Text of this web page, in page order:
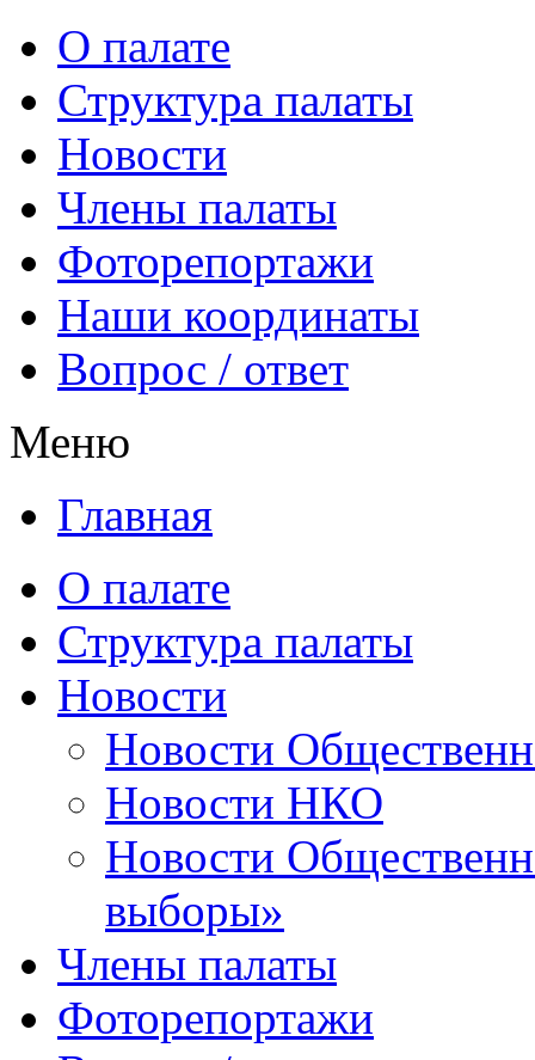
О палате
Структура палаты
Новости
Члены палаты
Фоторепортажи
Наши координаты
Вопрос / ответ
Меню
Главная
О палате
Структура палаты
Новости
Новости
Новости НКО
Новости
выборы»
Члены палаты
Фоторепортажи